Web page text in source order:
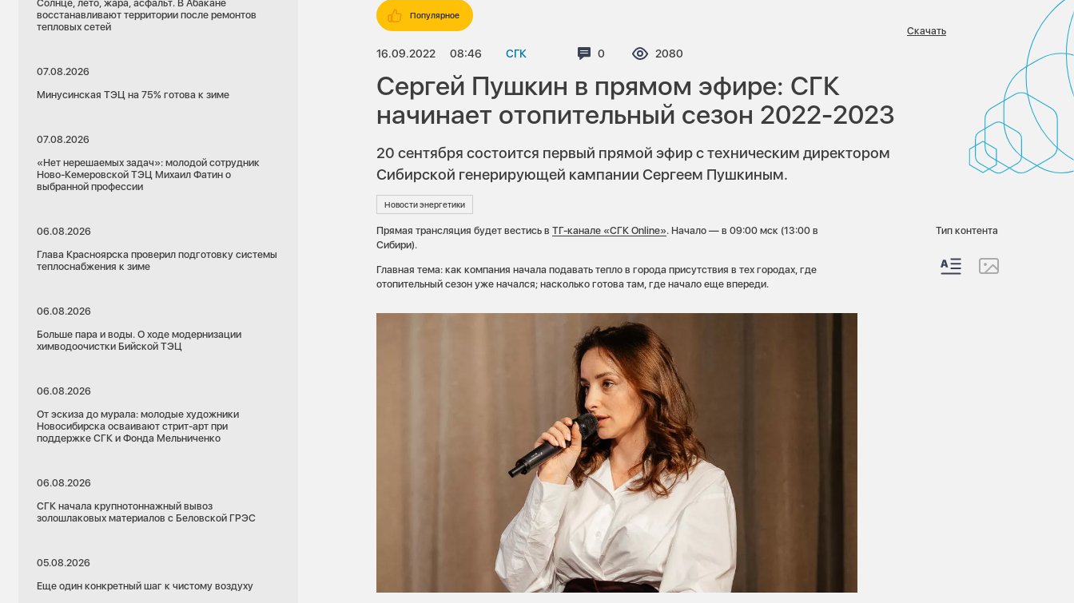
Солнце, лето, жара, асфальт. В Абакане
восстанавливают территории после ремонтов
тепловых сетей
07.08.2026
Минусинская ТЭЦ на 75% готова к зиме
07.08.2026
«Нет нерешаемых задач»: молодой сотрудник
Ново-Кемеровской ТЭЦ Михаил Фатин о
выбранной профессии
06.08.2026
Глава Красноярска проверил подготовку системы
теплоснабжения к зиме
06.08.2026
Больше пара и воды. О ходе модернизации
химводоочистки Бийской ТЭЦ
06.08.2026
От эскиза до мурала: молодые художники
Новосибирска осваивают стрит-арт при
поддержке СГК и Фонда Мельниченко
06.08.2026
СГК начала крупнотоннажный вывоз
золошлаковых материалов с Беловской ГРЭС
05.08.2026
Еще один конкретный шаг к чистому воздуху
Популярное
16.09.2022 08:46 СГК Комментариев:
0 Просмотров:
2080
Скачать
Сергей Пушкин в прямом эфире: СГК
начинает отопительный сезон 2022-2023
20 сентября состоится первый прямой эфир с техническим директором
Сибирской генерирующей кампании Сергеем Пушкиным.
Новости энергетики
Прямая трансляция будет вестись вТГ-канале «СГК Online». Начало — в 09:00 мск (13:00 в
Сибири).
Главная тема: как компания начала подавать тепло в города присутствия в тех городах, где
отопительный сезон уже начался; насколько готова там, где начало еще впереди.
Тип контента